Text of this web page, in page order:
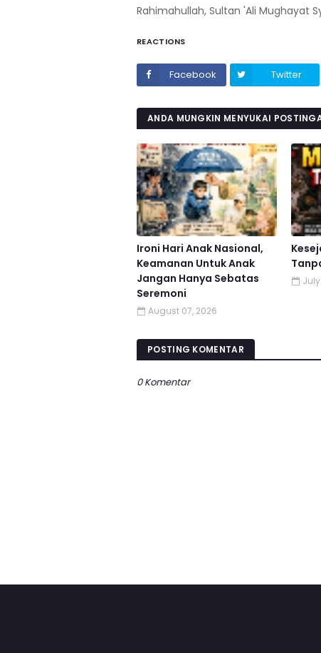
Rahimahullah, Sultan 'Ali Mughayat
REACTIONS
Facebook Twitter
ANDA MUNGKIN MENYUKAI
Ironi Hari Anak Nasional,
Keamanan Untuk Anak
Jangan Hanya Sebatas
Seremoni
August 07, 2026
POSTING KOMENTAR
0 Komentar